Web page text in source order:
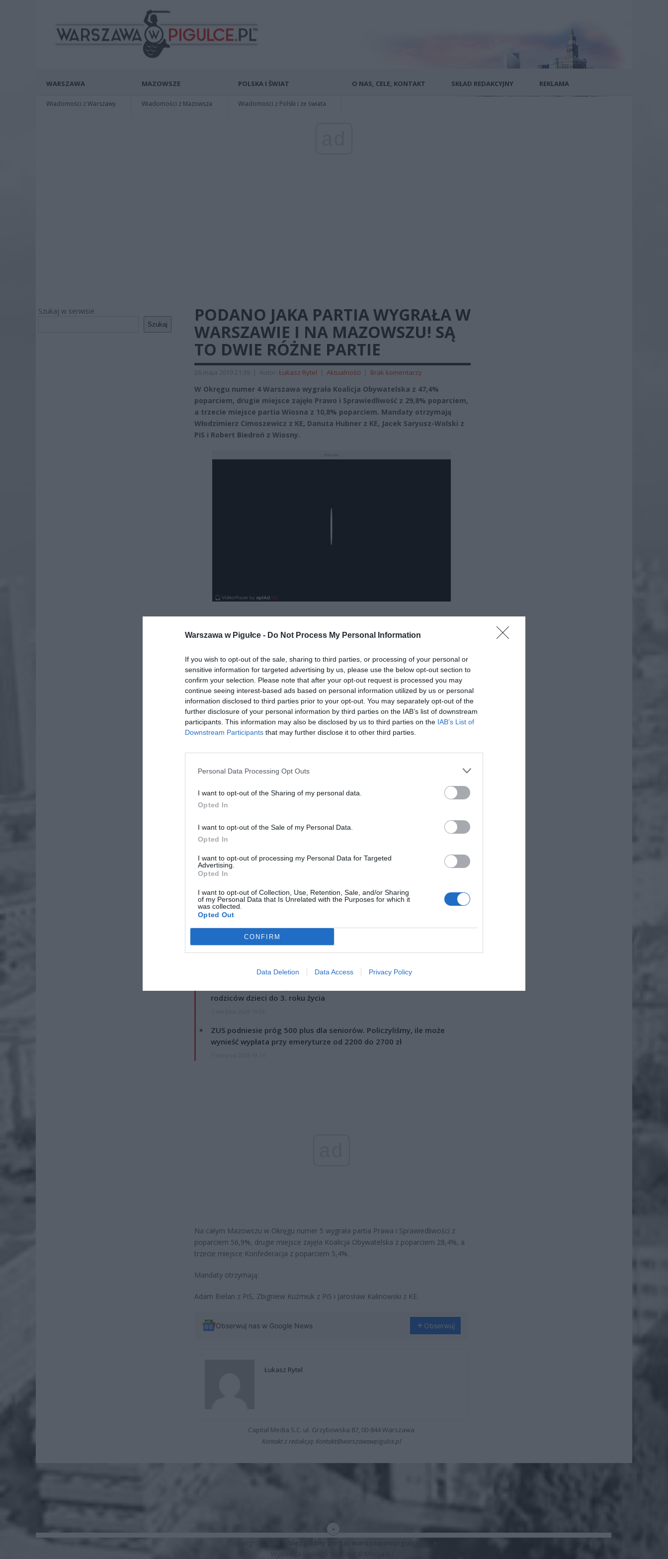
Warszawa w Pigułce - Do Not Process My Personal Information
If you wish to opt-out of the sale, sharing to third parties, or processing of your personal or
sensitive information for targeted advertising by us, please use the below opt-out section to
confirm your selection. Please note that after your opt-out request is processed you may
continue seeing interest-based ads based on personal information utilized by us or personal
information disclosed to third parties prior to your opt-out. You may separately opt-out of the
further disclosure of your personal information by third parties on the IAB’s list of downstream
participants. This information may also be disclosed by us to third parties on the IAB’s List of
Downstream Participants that may further disclose it to other third parties.
Personal Data Processing Opt Outs
I want to opt-out of the Sharing of my personal data.
Opted In
I want to opt-out of the Sale of my Personal Data.
Opted In
I want to opt-out of processing my Personal Data for Targeted
Advertising.
Opted In
I want to opt-out of Collection, Use, Retention, Sale, and/or Sharing
of my Personal Data that Is Unrelated with the Purposes for which it
was collected.
Opted Out
CONFIRM
Data Deletion Data Access Privacy Policy
WARSZAWA
Wiadomości z Warszawy
MAZOWSZE
Wiadomości z Mazowsza
POLSKA I ŚWIAT
Wiadomości z Polski i ze świata
O NAS, CELE, KONTAKT SKŁAD REDAKCYJNY REKLAMA
Szukaj w serwisie
Szukaj
PODANO JAKA PARTIA WYGRAŁA W
WARSZAWIE I NA MAZOWSZU! SĄ
TO DWIE RÓŻNE PARTIE
26 maja 2019 21:39 | Autor: Łukasz Rytel | Aktualności | Brak komentarzy
W Okręgu numer 4 Warszawa wygrała Koalicja Obywatelska z 47,4%
poparciem, drugie miejsce zajęło Prawo i Sprawiedliwość z 29,8% poparciem,
a trzecie miejsce partia Wiosna z 10,8% poparciem. Mandaty otrzymają
Włodzimierz Cimoszewicz z KE, Danuta Hubner z KE, Jacek Saryusz-Wolski z
PiS i Robert Biedroń z Wiosny.
ad
Dodaj nas do preferowanych źródeł w Google Dodaj
ZOBACZ RÓWNIEŻ:
rodziców dzieci do 3. roku życia
ZUS podniesie próg 500 plus dla seniorów. Policzyliśmy, ile może
wynieść wypłata przy emeryturze od 2200 do 2700 zł
Na całym Mazowszu w Okręgu numer 5 wygrała partia Prawa i Sprawiedliwości z
poparciem 56,9%, drugie miejsce zajęła Koalicja Obywatelska z poparciem 28,4%, a
trzecie miejsce Konfederacja z poparciem 5,4%.
Mandaty otrzymają:
Adam Bielan z PiS, Zbigniew Kuźmiuk z PiS i Jarosław Kalinowski z KE.
Obserwuj nas w Google News Obserwuj
Łukasz Rytel
Capital Media S.C. ul. Grzybowska 87, 00-844 Warszawa
Kontakt z redakcją: Kontakt@warszawawpigulce.pl
Wydawca i właściciel: Capital Media S.C.